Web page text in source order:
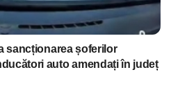
sancționarea șoferilor
auto amendați în județ